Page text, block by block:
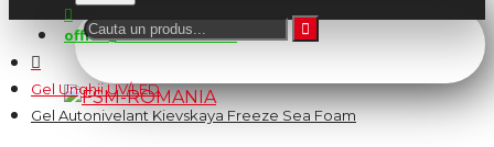
office@fsm-romania.ro
Gel Unghii UV/LED
Gel Autonivelant Kievskaya Freeze Sea Foam